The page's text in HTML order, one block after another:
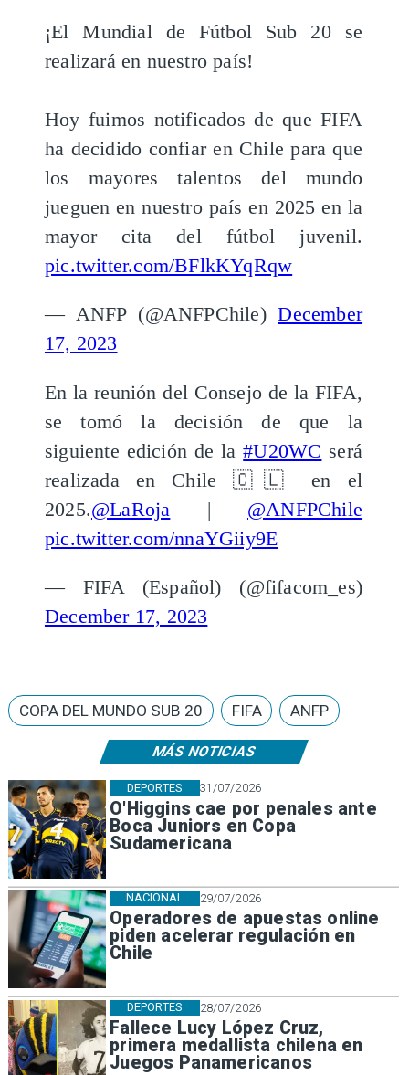
MÁS NOTICIAS
31/07/2026
O'Higgins cae por penales ante
Boca Juniors en Copa
Sudamericana
DEPORTES
29/07/2026
Operadores de apuestas online
piden acelerar regulación en
Chile
NACIONAL
28/07/2026
Fallece Lucy López Cruz,
primera medallista chilena en
Juegos Panamericanos
DEPORTES
¡El Mundial de Fútbol Sub 20 se
realizará en nuestro país!
Hoy fuimos notificados de que FIFA
ha decidido confiar en Chile para que
los mayores talentos del mundo
jueguen en nuestro país en 2025 en la
mayor cita del fútbol juvenil.
pic.twitter.com/BFlkKYqRqw
— ANFP (@ANFPChile)December
17, 2023
En la reunión del Consejo de la FIFA,
se tomó la decisión de que la
siguiente edición de la#U20WC será
realizada en Chile 🇨🇱 en el
2025.@LaRoja | @ANFPChile
pic.twitter.com/nnaYGiiy9E
— FIFA (Español) (@fifacom_es)
December 17, 2023
COPA DEL MUNDO SUB 20 FIFA ANFP